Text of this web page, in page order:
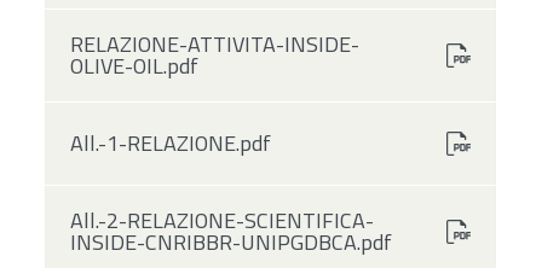
RELAZIONE-ATTIVITA-INSIDE-
OLIVE-OIL.pdf
All.-1-RELAZIONE.pdf
All.-2-RELAZIONE-SCIENTIFICA-
INSIDE-CNRIBBR-UNIPGDBCA.pdf